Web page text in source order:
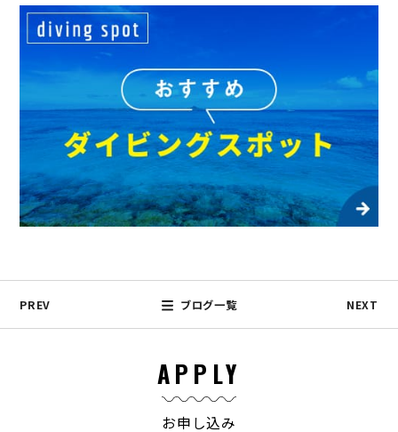
PREV ブログ一覧 NEXT
APPLY
お申し込み